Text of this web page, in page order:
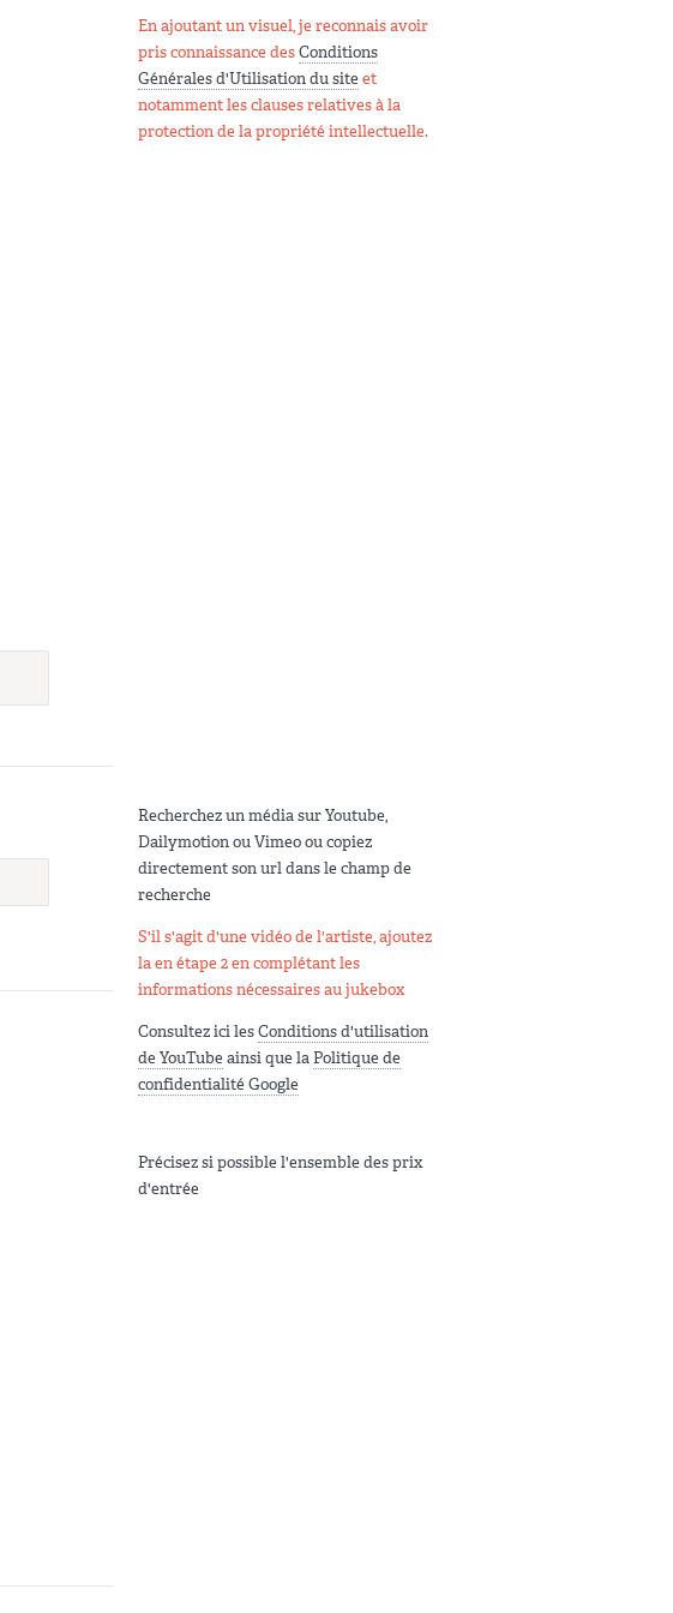
En ajoutant un visuel, je reconnais avoir
pris connaissance desConditions
Générales d'Utilisation du siteet
notamment les clauses relatives à la
protection de la propriété intellectuelle.
Recherchez un média sur Youtube,
Dailymotion ou Vimeo ou copiez
directement son url dans le champ de
recherche
S'il s'agit d'une vidéo de l'artiste, ajoutez
la en étape 2 en complétant les
informations nécessaires au jukebox
Consultez ici lesConditions d'utilisation
de YouTubeainsi que laPolitique de
confidentialité Google
Précisez si possible l'ensemble des prix
d'entrée